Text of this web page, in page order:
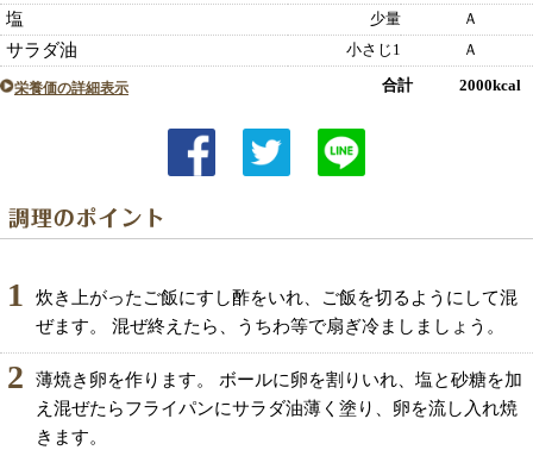
塩 少量 Ａ
サラダ油 小さじ1 Ａ
栄養価の詳細表示 合計 2000kcal
1
炊き上がったご飯にすし酢をいれ、ご飯を切るようにして混
ぜます。 混ぜ終えたら、うちわ等で扇ぎ冷ましましょう。
2
薄焼き卵を作ります。 ボールに卵を割りいれ、塩と砂糖を加
え混ぜたらフライパンにサラダ油薄く塗り、卵を流し入れ焼
きます。